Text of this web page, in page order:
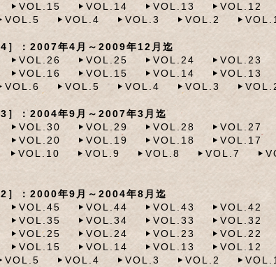
VOL.15 VOL.14 VOL.13 VOL.12
VOL.5 VOL.4 VOL.3 VOL.2
］：2007年4月～2009年12月迄
VOL.26 VOL.25 VOL.24 VOL.23
VOL.16 VOL.15 VOL.14 VOL.13
VOL.6 VOL.5 VOL.4 VOL.3
］：2004年9月～2007年3月迄
VOL.30 VOL.29 VOL.28 VOL.27
VOL.20 VOL.19 VOL.18 VOL.17
VOL.10 VOL.9 VOL.8 VOL.7
］：2000年9月～2004年8月迄
VOL.45 VOL.44 VOL.43 VOL.42
VOL.35 VOL.34 VOL.33 VOL.32
VOL.25 VOL.24 VOL.23 VOL.22
VOL.15 VOL.14 VOL.13 VOL.12
VOL.5 VOL.4 VOL.3 VOL.2